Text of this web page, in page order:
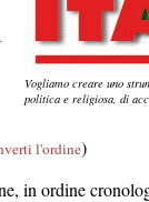
Vogliamo creare uno
politica e religiosa, di
l'ordine)
in ordine